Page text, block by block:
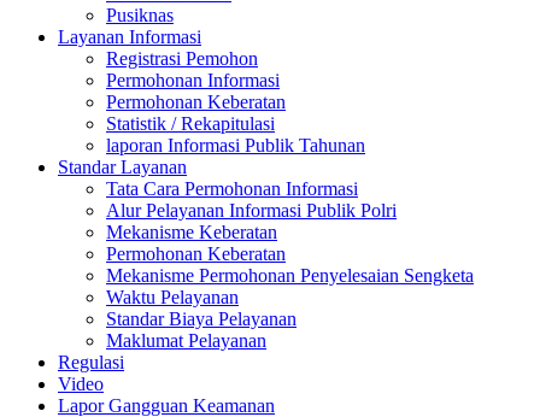
Pusiknas
Layanan Informasi
Registrasi Pemohon
Permohonan Informasi
Permohonan Keberatan
Statistik / Rekapitulasi
laporan Informasi Publik Tahunan
Standar Layanan
Tata Cara Permohonan Informasi
Alur Pelayanan Informasi Publik Polri
Mekanisme Keberatan
Permohonan Keberatan
Mekanisme Permohonan Penyelesaian Sengketa
Waktu Pelayanan
Standar Biaya Pelayanan
Maklumat Pelayanan
Regulasi
Video
Lapor Gangguan Keamanan